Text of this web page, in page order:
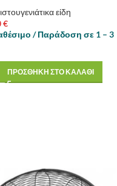
είδη
€
/ Παράδοση σε 1 – 3
ΠΡΟΣΘΗΚΗ ΣΤΟ ΚΑΛΑΘΙ